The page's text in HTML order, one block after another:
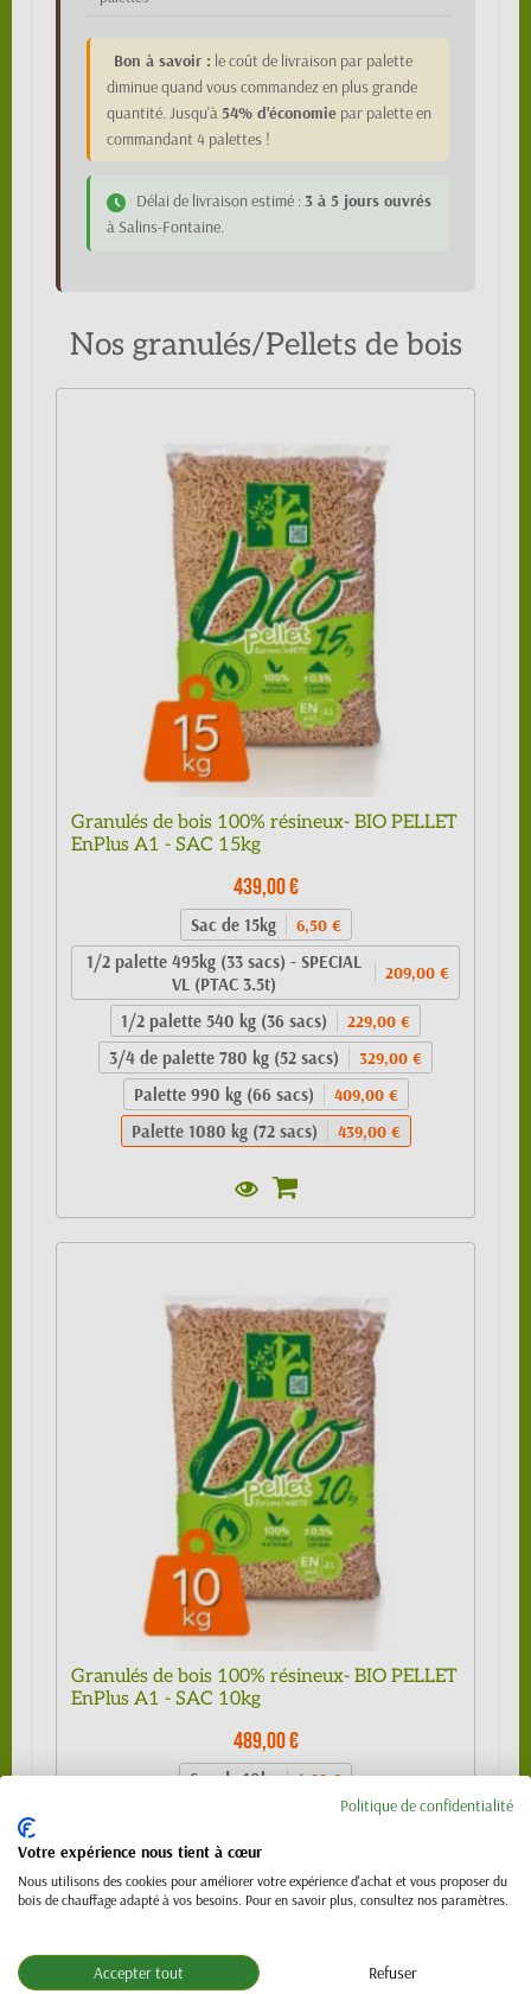
Bon à savoir : le coût de livraison par palette
diminue quand vous commandez en plus grande
quantité. Jusqu'à54% d'économie par palette en
commandant 4 palettes !
Délai de livraison estimé : 3 à 5 jours ouvrés
à Salins-Fontaine.
Nos granulés/Pellets de bois
Granulés de bois 100% résineux- BIO PELLET
EnPlus A1 - SAC 15kg
439,00 €
Sac de 15kg 6,50 €
1/2 palette 495kg (33 sacs) - SPECIAL
VL (PTAC 3.5t)
209,00 €
1/2 palette 540 kg (36 sacs) 229,00 €
3/4 de palette 780 kg (52 sacs) 329,00 €
Palette 990 kg (66 sacs) 409,00 €
Palette 1080 kg (72 sacs) 439,00 €
Granulés de bois 100% résineux- BIO PELLET
EnPlus A1 - SAC 10kg
489,00 €
Sac de 10kg 4,99 €
109,00 €
1/2 palette 480kg (48 sacs) - SPECIAL
VL (PTAC 3.5t)
Palette 990 kg (99 sacs) 439,00 €
Politique de confidentialité
Votre expérience nous tient à cœur
Nous utilisons des cookies pour améliorer votre expérience d'achat et vous proposer du
bois de chauffage adapté à vos besoins. Pour en savoir plus, consultez nos paramètres.
Accepter tout Refuser